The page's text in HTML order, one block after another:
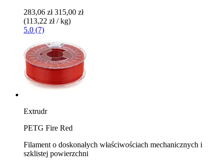
283,06 zł 315,00 zł
(113,22 zł / kg)
5.0 (7)
Extrudr
PETG Fire Red
Filament o doskonałych właściwościach mechanicznych i
szklistej powierzchni